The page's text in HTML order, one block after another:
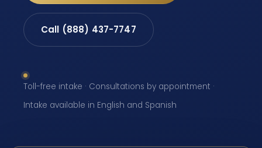
Call (888) 437-7747
Toll-free intake · Consultations by appointment ·
Intake available in English and Spanish